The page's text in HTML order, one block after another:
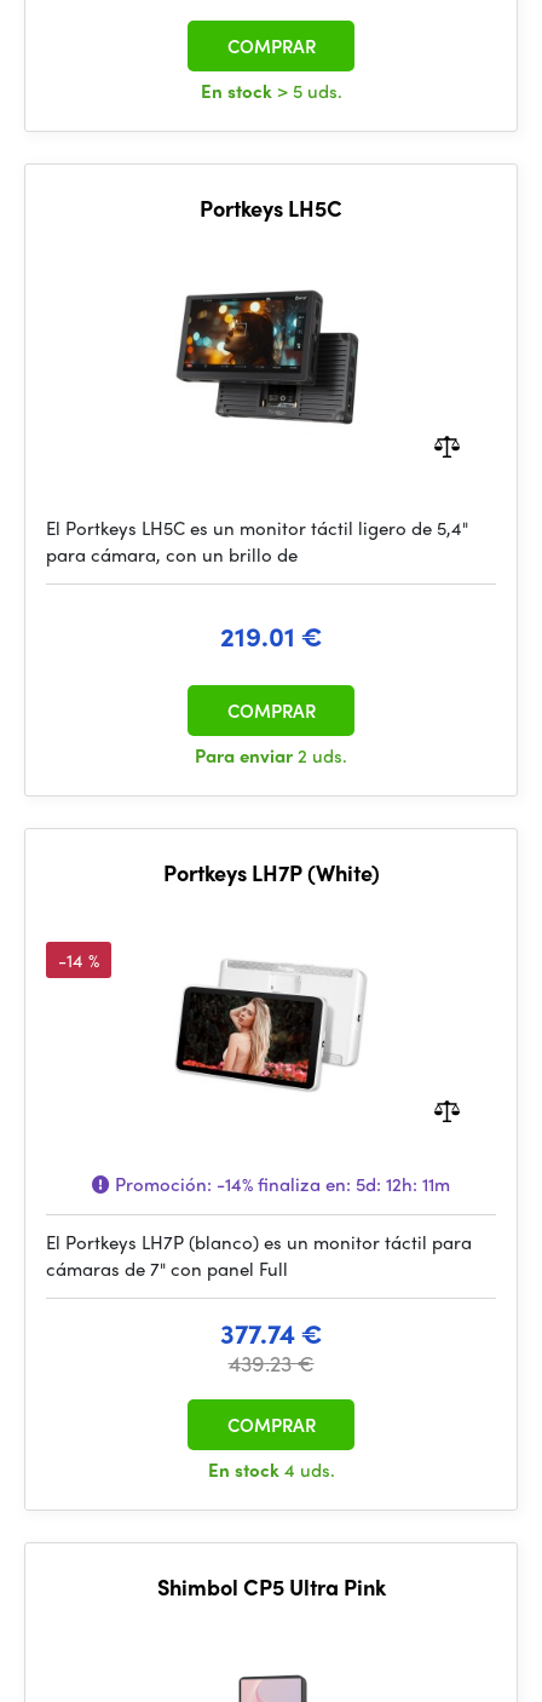
En stock > 5 uds.
COMPRAR
Portkeys LH5C
El Portkeys LH5C es un monitor táctil ligero de 5,4"
para cámara, con un brillo de
219.01 €
Para enviar2 uds.
COMPRAR
Portkeys LH7P (White)
-14 %
Promoción: -14%finaliza en: 5d: 12h: 11m
El Portkeys LH7P (blanco) es un monitor táctil para
cámaras de 7" con panel Full
377.74 €
439.23 €
En stock4 uds.
COMPRAR
Shimbol CP5 Ultra Pink